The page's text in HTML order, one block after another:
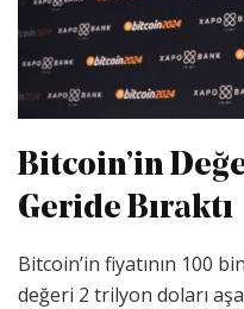
Bitcoin’in
Geride Bıraktı
Bitcoin’in fiyatının 100
değeri 2 trilyon doları